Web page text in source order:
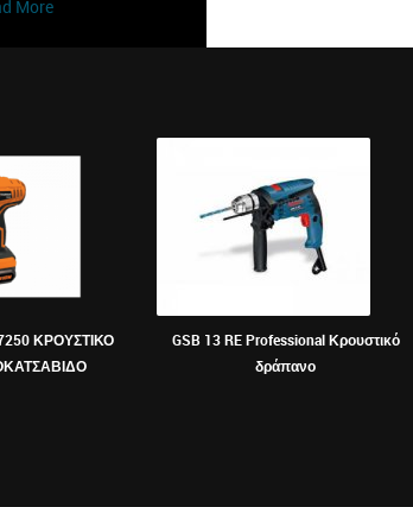
More
ΚΡΟΥΣΤΙΚΟ
GSB 13 RE Professional Κρουστικό
δράπανο